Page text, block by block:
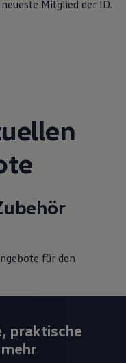
Mitglied der ID.
für den
praktische